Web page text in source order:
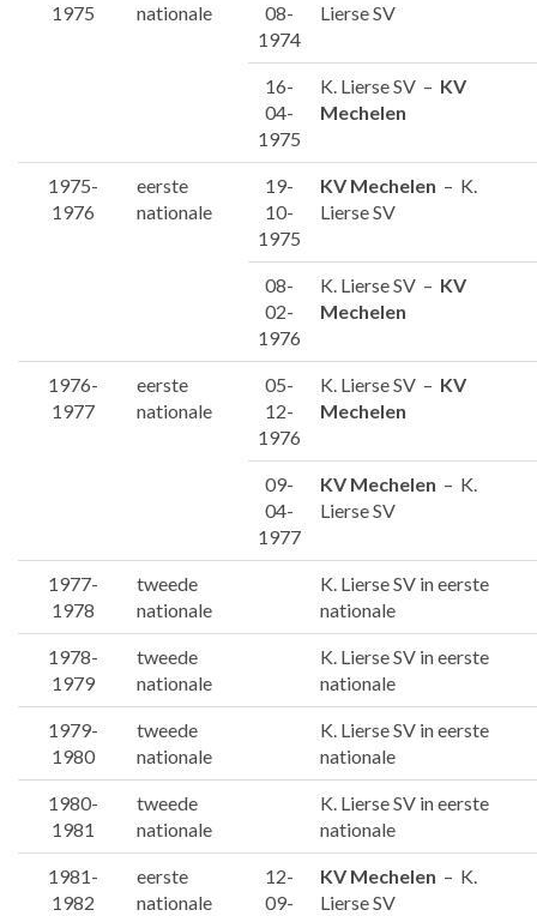
1975
nationale
08-
1974
Lierse SV
16-
04-
1975
K. Lierse SV – KV
Mechelen
1975-
1976
eerste
nationale
19-
10-
1975
KV Mechelen – K.
Lierse SV
08-
02-
1976
K. Lierse SV – KV
Mechelen
1976-
1977
eerste
nationale
05-
12-
1976
K. Lierse SV – KV
Mechelen
09-
04-
1977
KV Mechelen – K.
Lierse SV
1977-
1978
tweede
nationale
K. Lierse SV in eerste
nationale
1978-
1979
tweede
nationale
K. Lierse SV in eerste
nationale
1979-
1980
tweede
nationale
K. Lierse SV in eerste
nationale
1980-
1981
tweede
nationale
K. Lierse SV in eerste
nationale
1981-
1982
eerste
nationale
12-
09-
KV Mechelen – K.
Lierse SV